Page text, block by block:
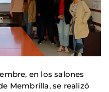
en los salones
Membrilla, se realizó